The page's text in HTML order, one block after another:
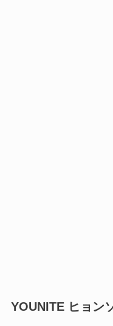
YOUNITE ヒョン